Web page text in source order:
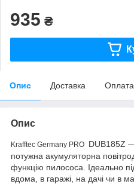
935 ₴
Опис Доставка Оплата
Опис
Krafftec Germany PRO DUB185Z
потужна акумуляторна
функцію пилососа . Ідеально
вдома, в гаражі, на дачі чи в